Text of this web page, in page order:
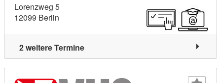
Lorenzweg 5
12099 Berlin
2 weitere Termine